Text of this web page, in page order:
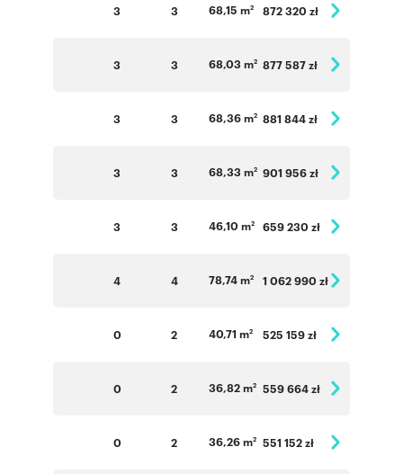
3 3 68,15 m2 872 320 zł
3 3 68,03 m2 877 587 zł
3 3 68,36 m2 881 844 zł
3 3 68,33 m2 901 956 zł
3 3 46,10 m2 659 230 zł
4 4 78,74 m2 1 062 990 zł
0 2 40,71 m2 525 159 zł
0 2 36,82 m2 559 664 zł
0 2 36,26 m2 551 152 zł